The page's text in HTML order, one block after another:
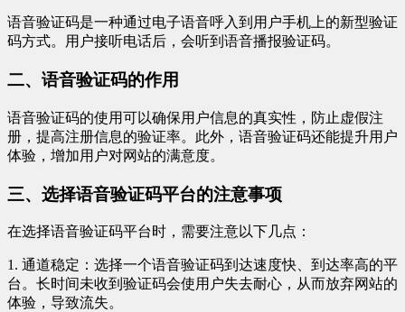
语音验证码是一种通过电子语音呼入到用户手机上的新型验证
码方式。用户接听电话后，会听到语音播报验证码。
二、语音验证码的作用
语音验证码的使用可以确保用户信息的真实性，防止虚假注
册，提高注册信息的验证率。此外，语音验证码还能提升用户
体验，增加用户对网站的满意度。
三、选择语音验证码平台的注意事项
在选择语音验证码平台时，需要注意以下几点：
1. 通道稳定：选择一个语音验证码到达速度快、到达率高的平
台。长时间未收到验证码会使用户失去耐心，从而放弃网站的
体验，导致流失。